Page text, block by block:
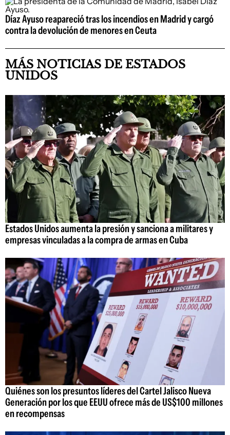
Díaz Ayuso reapareció tras los incendios en Madrid y cargó
contra la devolución de menores en Ceuta
MÁS NOTICIAS DE ESTADOS
UNIDOS
Estados Unidos aumenta la presión y sanciona a militares y
empresas vinculadas a la compra de armas en Cuba
Quiénes son los presuntos líderes del Cartel Jalisco Nueva
Generación por los que EEUU ofrece más de US$100 millones
en recompensas